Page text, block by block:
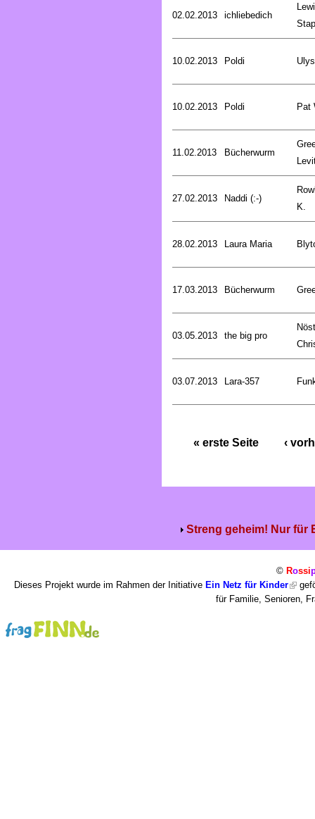
02.02.2013 ichliebedich
10.02.2013 Poldi
10.02.2013 Poldi Pat
11.02.2013 Bücherwurm
27.02.2013 Naddi (:-)
K.
28.02.2013 Laura Maria
17.03.2013 Bücherwurm
03.05.2013 the big pro
03.07.2013 Lara-357
« erste Seite ‹
Streng geheim! Nur für
© Rossi
Dieses Projekt wurde im Rahmen der Initiative Ein Netz für Kinder
für Familie, Senioren,